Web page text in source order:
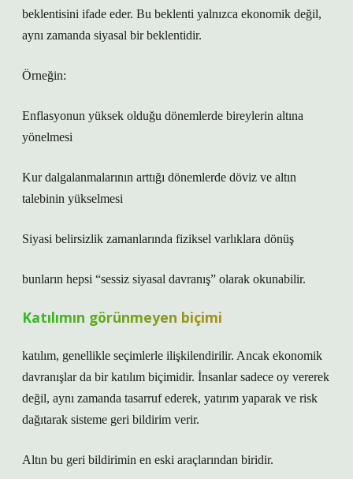
beklentisini ifade eder. Bu beklenti yalnızca ekonomik değil,
aynı zamanda siyasal bir beklentidir.
Örneğin:
Enflasyonun yüksek olduğu dönemlerde bireylerin altına
yönelmesi
Kur dalgalanmalarının arttığı dönemlerde döviz ve altın
talebinin yükselmesi
Siyasi belirsizlik zamanlarında fiziksel varlıklara dönüş
bunların hepsi “sessiz siyasal davranış” olarak okunabilir.
Katılımın görünmeyen biçimi
katılım, genellikle seçimlerle ilişkilendirilir. Ancak ekonomik
davranışlar da bir katılım biçimidir. İnsanlar sadece oy vererek
değil, aynı zamanda tasarruf ederek, yatırım yaparak ve risk
dağıtarak sisteme geri bildirim verir.
Altın bu geri bildirimin en eski araçlarından biridir.